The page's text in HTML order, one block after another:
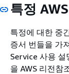
특정
특정에 대한 중
증서 번들을 가
Service 사용 설
을 AWS 리전참